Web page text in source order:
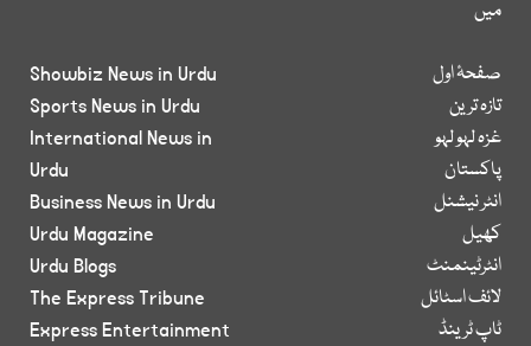
میں
صفحۂ اول
تازہ ترین
غزہ لہو لہو
پاکستان
انٹر نیشنل
کھیل
انٹرٹینمنٹ
لائف اسٹائل
ٹاپ ٹرینڈ
Showbiz News in Urdu
Sports News in Urdu
International News in
Urdu
Business News in Urdu
Urdu Magazine
Urdu Blogs
The Express Tribune
Express Entertainment